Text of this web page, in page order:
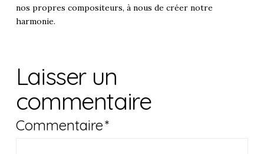
nos propres compositeurs, à nous de créer notre
harmonie.
Laisser un
commentaire
Commentaire*